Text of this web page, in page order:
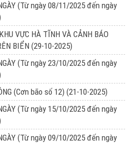
(Từ ngày 08/11/2025 đến ngày
VỰC HÀ TĨNH VÀ CẢNH BÁO
BIỂN (29-10-2025)
(Từ ngày 23/10/2025 đến ngày
(Cơn bão số 12) (21-10-2025)
(Từ ngày 15/10/2025 đến ngày
(Từ ngày 09/10/2025 đến ngày